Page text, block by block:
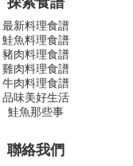
最新料理食譜
鮭魚料理食譜
豬肉料理食譜
雞肉料理食譜
牛肉料理食譜
品味美好生活
鮭魚那些事
聯絡我們